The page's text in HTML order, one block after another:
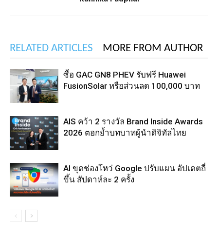
RELATED ARTICLES MORE FROM AUTHOR
ซื้อ GAC GN8 PHEV รับฟรี Huawei
FusionSolar หรือส่วนลด 100,000 บาท
AIS คว้า 2 รางวัล Brand Inside Awards
2026 ตอกย้ำบทบาทผู้นำดิจิทัลไทย
AI ขุดช่องโหว่ Google ปรับแผน อัปเดตถี่
ขึ้น สัปดาห์ละ 2 ครั้ง